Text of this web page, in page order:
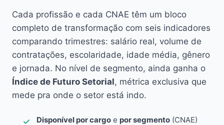
Cada profissão e cada CNAE têm um bloco
completo de transformação com seis indicadores
comparando trimestres: salário real, volume de
contratações, escolaridade, idade média, gênero
e jornada. No nível de segmento, ainda ganha o
Índice de Futuro Setorial, métrica exclusiva que
mede pra onde o setor está indo.
Disponível por cargo e por segmento (CNAE)